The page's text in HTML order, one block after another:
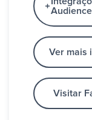
Ver mais
Visitar